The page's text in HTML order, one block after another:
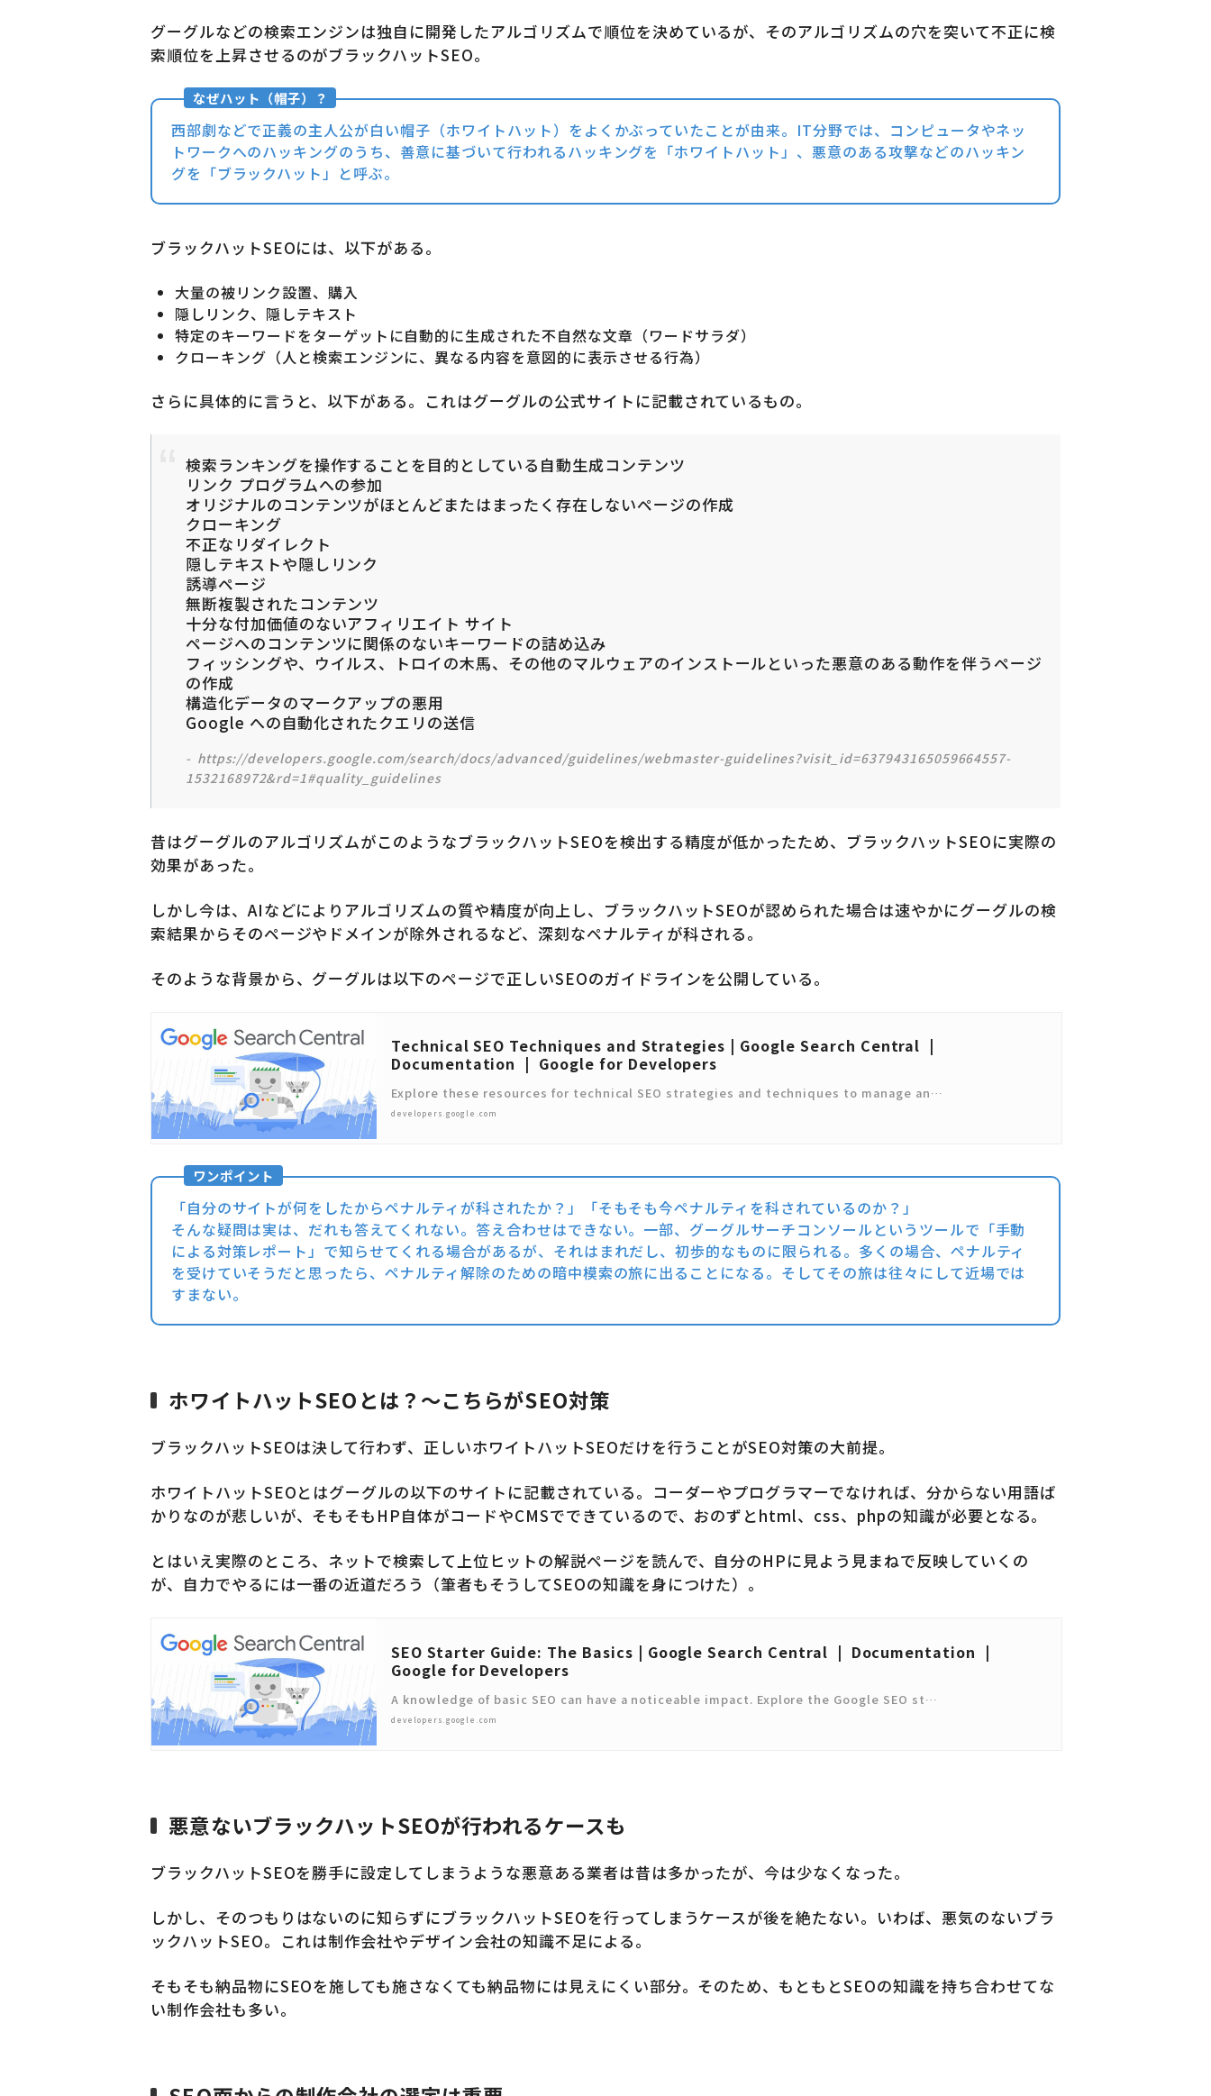
グーグルなどの検索エンジンは独自に開発したアルゴリズムで順位を決めているが、そのアルゴリズムの穴を突いて不正に検
索順位を上昇させるのがブラックハットSEO。
西部劇などで正義の主人公が白い帽子（ホワイトハット）をよくかぶっていたことが由来。IT分野では、コンピュータやネッ
トワークへのハッキングのうち、善意に基づいて行われるハッキングを「ホワイトハット」、悪意のある攻撃などのハッキン
グを「ブラックハット」と呼ぶ。
ブラックハットSEOには、以下がある。
大量の被リンク設置、購入
隠しリンク、隠しテキスト
特定のキーワードをターゲットに自動的に生成された不自然な文章（ワードサラダ）
クローキング（人と検索エンジンに、異なる内容を意図的に表示させる行為）
さらに具体的に言うと、以下がある。これはグーグルの公式サイトに記載されているもの。
検索ランキングを操作することを目的としている自動生成コンテンツ
リンク プログラムへの参加
オリジナルのコンテンツがほとんどまたはまったく存在しないページの作成
クローキング
不正なリダイレクト
隠しテキストや隠しリンク
誘導ページ
無断複製されたコンテンツ
十分な付加価値のないアフィリエイト サイト
ページへのコンテンツに関係のないキーワードの詰め込み
フィッシングや、ウイルス、トロイの木馬、その他のマルウェアのインストールといった悪意のある動作を伴うページ
の作成
構造化データのマークアップの悪用
Google への自動化されたクエリの送信
https://developers.google.com/search/docs/advanced/guidelines/webmaster-guidelines?visit_id=637943165059664557-
1532168972&rd=1#quality_guidelines
昔はグーグルのアルゴリズムがこのようなブラックハットSEOを検出する精度が低かったため、ブラックハットSEOに実際の
効果があった。
しかし今は、AIなどによりアルゴリズムの質や精度が向上し、ブラックハットSEOが認められた場合は速やかにグーグルの検
索結果からそのページやドメインが除外されるなど、深刻なペナルティが科される。
そのような背景から、グーグルは以下のページで正しいSEOのガイドラインを公開している。
Technical SEO Techniques and Strategies | Google Search Central |
Documentation | Google for Developers
Explore these resources for technical SEO strategies and techniques to manage an…
developers.google.com
「自分のサイトが何をしたからペナルティが科されたか？」「そもそも今ペナルティを科されているのか？」
そんな疑問は実は、だれも答えてくれない。答え合わせはできない。一部、グーグルサーチコンソールというツールで「手動
による対策レポート」で知らせてくれる場合があるが、それはまれだし、初歩的なものに限られる。多くの場合、ペナルティ
を受けていそうだと思ったら、ペナルティ解除のための暗中模索の旅に出ることになる。そしてその旅は往々にして近場では
すまない。
ホワイトハットSEOとは？〜こちらがSEO対策
ブラックハットSEOは決して行わず、正しいホワイトハットSEOだけを行うことがSEO対策の大前提。
ホワイトハットSEOとはグーグルの以下のサイトに記載されている。コーダーやプログラマーでなければ、分からない用語ば
かりなのが悲しいが、そもそもHP自体がコードやCMSでできているので、おのずとhtml、css、phpの知識が必要となる。
とはいえ実際のところ、ネットで検索して上位ヒットの解説ページを読んで、自分のHPに見よう見まねで反映していくの
が、自力でやるには一番の近道だろう（筆者もそうしてSEOの知識を身につけた）。
SEO Starter Guide: The Basics | Google Search Central | Documentation |
Google for Developers
A knowledge of basic SEO can have a noticeable impact. Explore the Google SEO st…
developers.google.com
悪意ないブラックハットSEOが行われるケースも
ブラックハットSEOを勝手に設定してしまうような悪意ある業者は昔は多かったが、今は少なくなった。
しかし、そのつもりはないのに知らずにブラックハットSEOを行ってしまうケースが後を絶たない。いわば、悪気のないブラ
ックハットSEO。これは制作会社やデザイン会社の知識不足による。
そもそも納品物にSEOを施しても施さなくても納品物には見えにくい部分。そのため、もともとSEOの知識を持ち合わせてな
い制作会社も多い。